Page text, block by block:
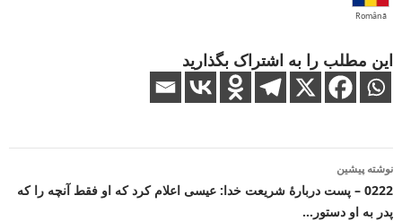
Română
این مطلب را به اشتراک بگذارید
ناوبری
نوشته
نوشته پیشین
0222 – پست دربارهٔ شریعت خدا: عیسی اعلام کرد که او فقط آنچه را که
پدر به او دستور…